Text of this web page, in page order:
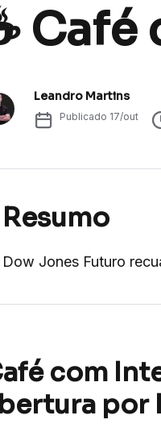
Leandro Martins
Publicado 17/out
Resumo
Dow Jones Futuro
com
por